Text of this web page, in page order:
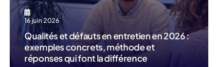
16 juin 2026
Qualités et défauts en entretien en 2026 :
exemples concrets, méthode et
réponses qui font la différence